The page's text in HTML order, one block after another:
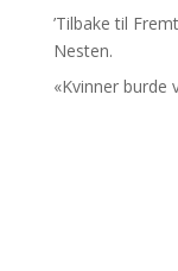
’Tilbake til
Nesten.
«Kvinner